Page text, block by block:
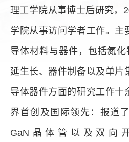
理工学院从事博士后研究，
学院从事访问学者工作。主
导体材料与器件 ， 包括氮化
延生长、器件制备以及单片
导体器件方面的研究工作十
界首创及国际领先 ：报道
GaN晶体管以及双向